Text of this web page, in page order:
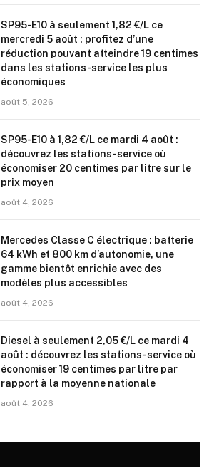
SP95-E10 à seulement 1,82 €/L ce
mercredi 5 août : profitez d’une
réduction pouvant atteindre 19 centimes
dans les stations-service les plus
économiques
août 5, 2026
SP95-E10 à 1,82 €/L ce mardi 4 août :
découvrez les stations-service où
économiser 20 centimes par litre sur le
prix moyen
août 4, 2026
Mercedes Classe C électrique : batterie
64 kWh et 800 km d’autonomie, une
gamme bientôt enrichie avec des
modèles plus accessibles
août 4, 2026
Diesel à seulement 2,05 €/L ce mardi 4
août : découvrez les stations-service où
économiser 19 centimes par litre par
rapport à la moyenne nationale
août 4, 2026